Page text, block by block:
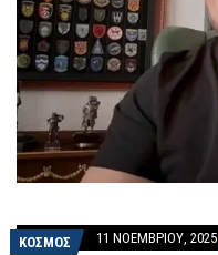
ΚΟΣΜΟΣ 11 ΝΟΕΜΒΡΊΟΥ, 2025